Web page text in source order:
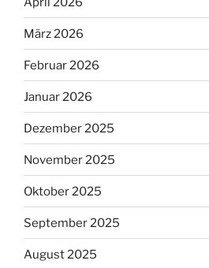
März 2026
Februar 2026
Januar 2026
Dezember 2025
November 2025
Oktober 2025
September 2025
August 2025